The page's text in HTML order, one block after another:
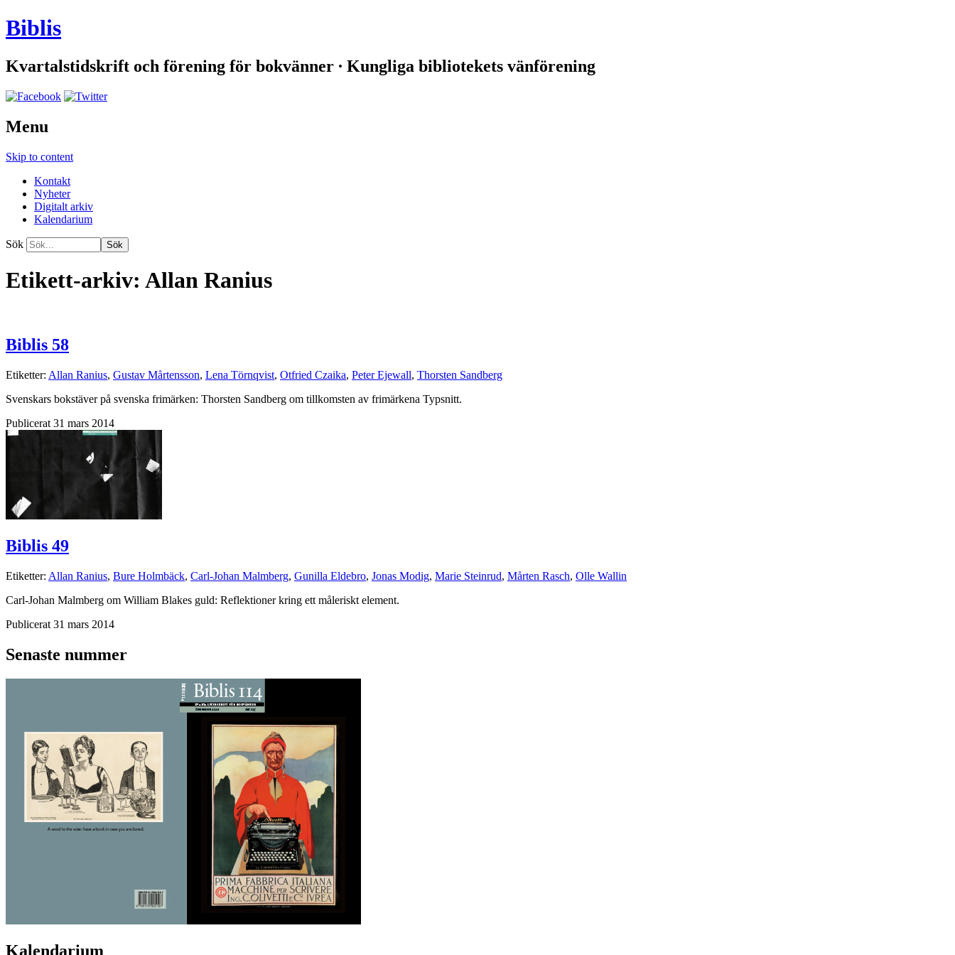
Biblis
Kvartalstidskrift och förening för bokvänner ∙ Kungliga bibliotekets vänförening
Menu
Skip to content
Kontakt
Nyheter
Digitalt arkiv
Kalendarium
Sök
Etikett-arkiv: Allan Ranius
Biblis 58
Etiketter: Allan Ranius, Gustav Mårtensson, Lena Törnqvist, Otfried Czaika, Peter Ejewall, Thorsten Sandberg
Svenskars bokstäver på svenska frimärken: Thorsten Sandberg om tillkomsten av frimärkena Typsnitt.
Publicerat 31 mars 2014
Biblis 49
Etiketter: Allan Ranius, Bure Holmbäck, Carl-Johan Malmberg, Gunilla Eldebro, Jonas Modig, Marie Steinrud, Mårten Rasch, Olle Wallin
Carl-Johan Malmberg om William Blakes guld: Reflektioner kring ett måleriskt element.
Publicerat 31 mars 2014
Senaste nummer
Kalendarium